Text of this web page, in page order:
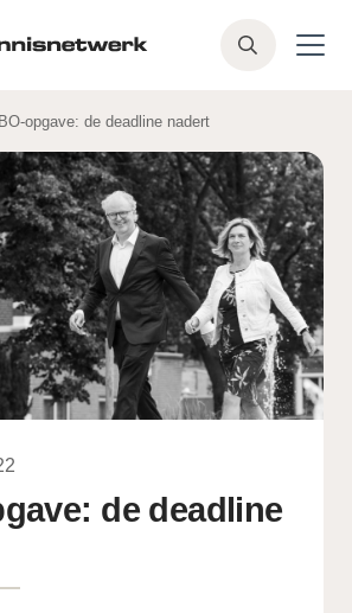
Z
opgave: de deadline nadert
de deadline